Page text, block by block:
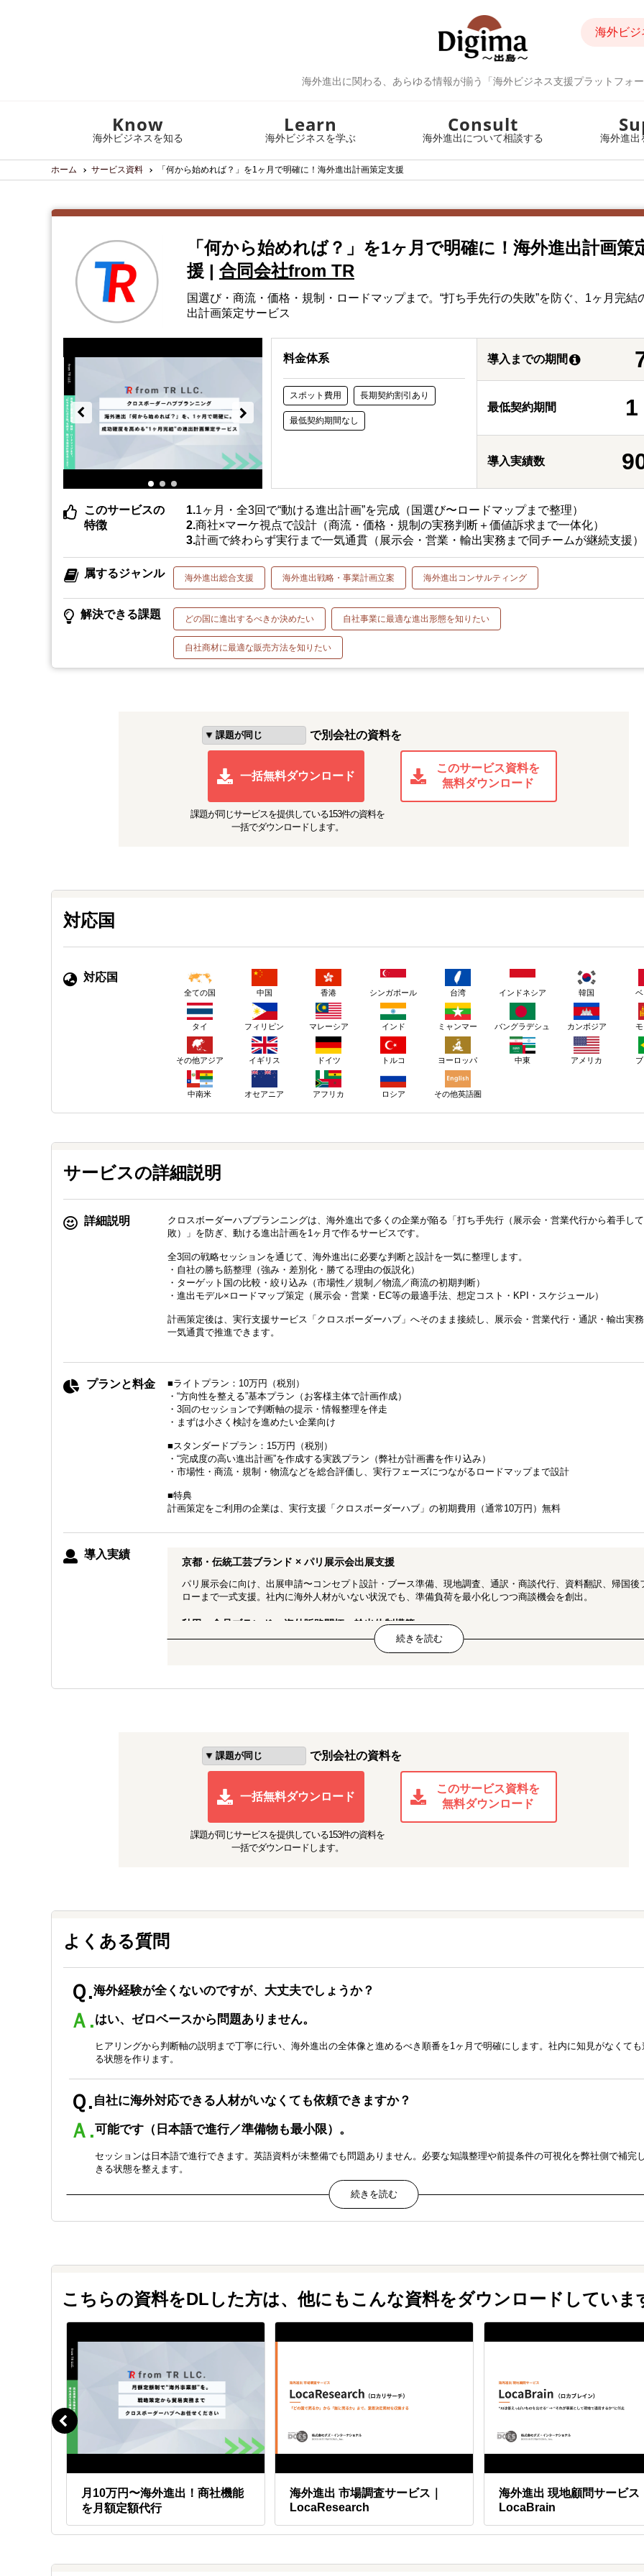
海外進出に関わる、あらゆる情報が揃う「海外ビジネス支援プラットフォー
海外ビジ
Know
海外ビジネスを知る
Learn
海外ビジネスを学ぶ
Consult
海外進出について相談する 海外進出
ホーム サービス資料 「何から始めれば？」を1ヶ月で明確に！海外進出計画策定支援
「何から始めれば？」を1ヶ月で明確に！海外進出計画策
援 | 合同会社from TR
国選び・商流・価格・規制・ロードマップまで。“打ち手先行の失敗”を防ぐ、1ヶ月完結
出計画策定サービス
料金体系
スポット費用 長期契約割引あり
最低契約期間なし
導入までの期間
最低契約期間 1
導入実績数
このサービスの
特徴
1ヶ月・全3回で“動ける進出計画”を完成（国選び〜ロードマップまで整理）
商社×マーケ視点で設計（商流・価格・規制の実務判断＋価値訴求まで一体化）
計画で終わらず実行まで一気通貫（展示会・営業・輸出実務まで同チームが継続支援）
属するジャンル 海外進出総合支援 海外進出戦略・事業計画立案 海外進出コンサルティング
解決できる課題 どの国に進出するべきか決めたい 自社事業に最適な進出形態を知りたい
自社商材に最適な販売方法を知りたい
で別会社の資料を
一括無料ダウンロード
このサービス資料を
無料ダウンロード
課題が同じサービスを提供している153件の資料を
一括でダウンロードします。
対応国
対応国
全ての国 中国 香港 シンガポール 台湾 インドネシア 韓国
タイ フィリピン マレーシア インド ミャンマー バングラデシュ カンボジア
その他アジア イギリス ドイツ トルコ ヨーロッパ 中東 アメリカ
中南米 オセアニア アフリカ ロシア その他英語圏
サービスの詳細説明
詳細説明
クロスボーダーハブプランニングは、海外進出で多くの企業が陥る「打ち手先行（展示会・営業代行から着手し
敗）」を防ぎ、動ける進出計画を1ヶ月で作るサービスです。
全3回の戦略セッションを通じて、海外進出に必要な判断と設計を一気に整理します。
・自社の勝ち筋整理（強み・差別化・勝てる理由の仮説化）
・ターゲット国の比較・絞り込み（市場性／規制／物流／商流の初期判断）
・進出モデル×ロードマップ策定（展示会・営業・EC等の最適手法、想定コスト・KPI・スケジュール）
計画策定後は、実行支援サービス「クロスボーダーハブ」へそのまま接続し、展示会・営業代行・通訳・輸出実
一気通貫で推進できます。
プランと料金
■ライトプラン：10万円（税別）
・“方向性を整える”基本プラン（お客様主体で計画作成）
・3回のセッションで判断軸の提示・情報整理を伴走
・まずは小さく検討を進めたい企業向け
■スタンダードプラン：15万円（税別）
・“完成度の高い進出計画”を作成する実践プラン（弊社が計画書を作り込み）
・市場性・商流・規制・物流などを総合評価し、実行フェーズにつながるロードマップまで設計
■特典
計画策定をご利用の企業は、実行支援「クロスボーダーハブ」の初期費用（通常10万円）無料
導入実績
京都・伝統工芸ブランド × パリ展示会出展支援
パリ展示会に向け、出展申請〜コンセプト設計・ブース準備、現地調査、通訳・商談代行、資料翻訳、帰国後
ローまで一式支援。社内に海外人材がいない状況でも、準備負荷を最小化しつつ商談機会を創出。
秋田・食品ブランド × 海外販路開拓・輸出体制構築
輸出関連規制の調査、現地棚調査・価格分析、バイヤー/小売リストアップ、商談設定・代行、温度帯やロット
大手飲料メーカー × APAC進出支援
コスメブランド × シンガポール（EC・実店舗）進出支援
競合棚調査、現地展示会参加支援、Shopee出店支援、Guardian向け卸の商談支援、成分表示等の現地法規対応
（HSAガイドライン想定）まで対応。販路立ち上げを短期間で前進。
で別会社の資料を
一括無料ダウンロード
このサービス資料を
無料ダウンロード
課題が同じサービスを提供している153件の資料を
一括でダウンロードします。
よくある質問
Ｑ.海外経験が全くないのですが、大丈夫でしょうか？
Ａ.はい、ゼロベースから問題ありません。
ヒアリングから判断軸の説明まで丁寧に行い、海外進出の全体像と進めるべき順番を1ヶ月で明確にします。社内に知見がなくて
る状態を作ります。
Ｑ. 自社に海外対応できる人材がいなくても依頼できますか？
Ａ.可能です（日本語で進行／準備物も最小限）。
セッションは日本語で進行できます。英語資料が未整備でも問題ありません。必要な知識整理や前提条件の可視化を弊社側で補完
きる状態を整えます。
計画策定だけでなく、その後の実行支援も依頼できますか？
計画策定後は「クロスボーダーハブ」により、展示会・営業代行・通訳・輸出実務まで同じチームが継続支援できます。計画策定
こちらの資料をDLした方は、他にもこんな資料をダウンロードしていま
月10万円〜海外進出！商社機能
を月額定額代行
海外進出 市場調査サービス｜
LocaResearch
海外進出 現地顧問サービス
LocaBrain